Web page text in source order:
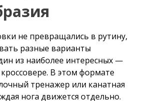
не превращались в рутину,
разные варианты
из наиболее интересных —
В этом формате
тренажер или канатная
нога движется отдельно.